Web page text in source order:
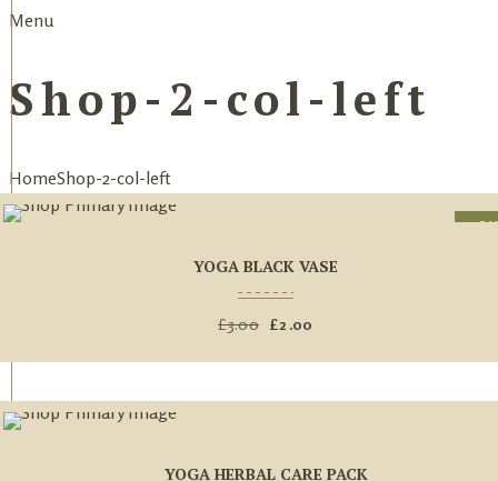
Menu
Shop-2-col-left
HomeShop-2-col-left
YOGA BLACK VASE
£3.00 El
era:
£2.00
es:
YOGA HERBAL CARE PACK